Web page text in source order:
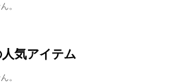
。
気アイテム
。